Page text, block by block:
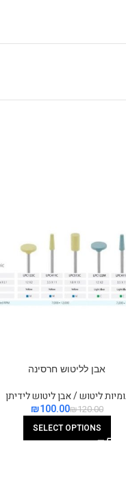
אבן לליטוש חרסינה
ליטוש / אבן ליטוש לידיתן
₪120.00
₪100.00
SELECT OPTIONS